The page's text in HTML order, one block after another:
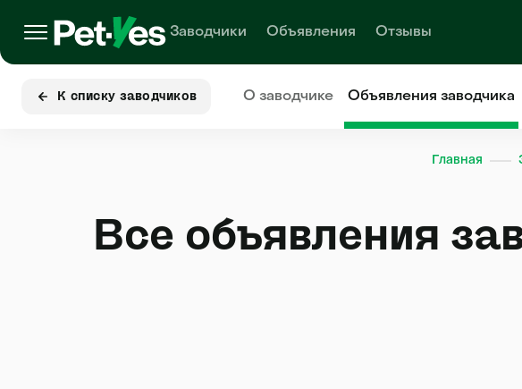
Заводчики Объявления Отзывы
К списку заводчиков О заводчике Объявлениязаводчика
Главная
Все объявления